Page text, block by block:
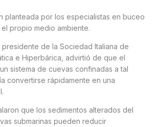
planteada por los especialistas en buceo
propio medio ambiente.
de la Sociedad Italiana de
e Hiperbárica, advirtió de que el
sistema de cuevas confinadas a tal
convertirse rápidamente en una
que los sedimentos alterados del
submarinas pueden reducir